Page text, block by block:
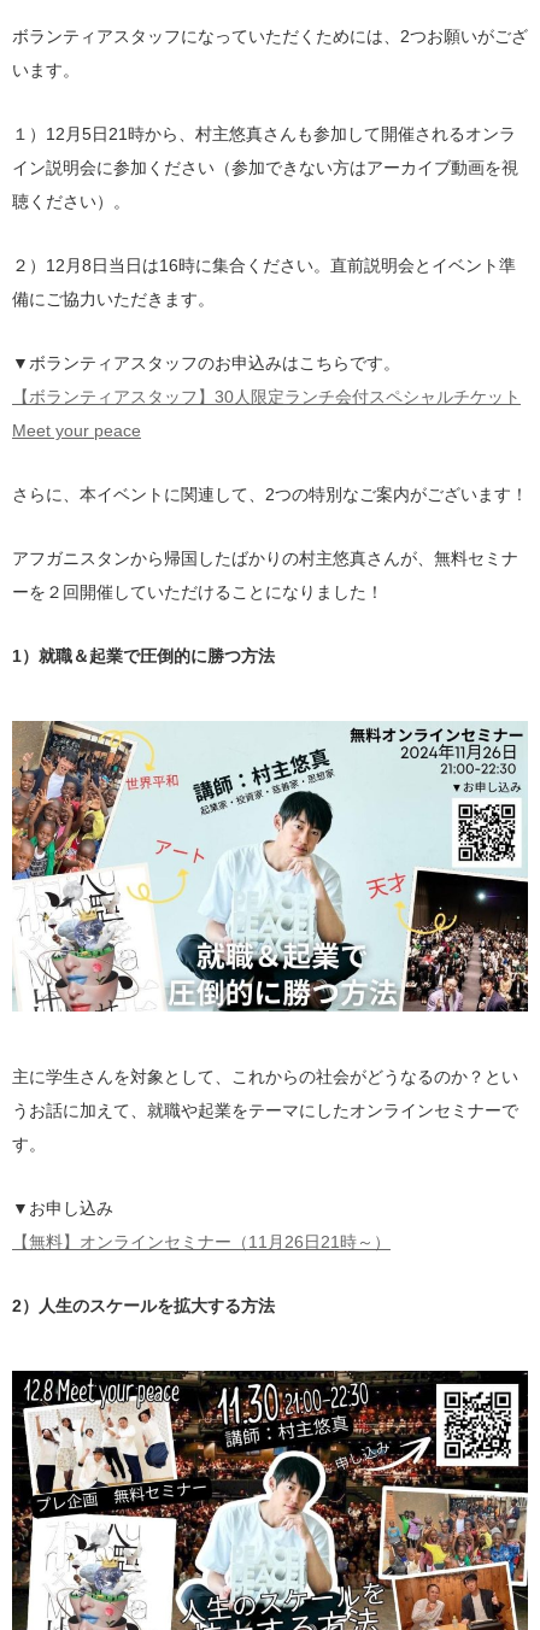
ボランティアスタッフになっていただくためには、2つお願いがござ
います。
１）12月5日21時から、村主悠真さんも参加して開催されるオンラ
イン説明会に参加ください（参加できない方はアーカイブ動画を視
聴ください）。
２）12月8日当日は16時に集合ください。直前説明会とイベント準
備にご協力いただきます。
▼ボランティアスタッフのお申込みはこちらです。
【ボランティアスタッフ】30人限定ランチ会付スペシャルチケット
Meet your peace
さらに、本イベントに関連して、2つの特別なご案内がございます！
アフガニスタンから帰国したばかりの村主悠真さんが、無料セミナ
ーを２回開催していただけることになりました！
1）就職＆起業で圧倒的に勝つ方法
主に学生さんを対象として、これからの社会がどうなるのか？とい
うお話に加えて、就職や起業をテーマにしたオンラインセミナーで
す。
▼お申し込み
【無料】オンラインセミナー（11月26日21時～）
2）人生のスケールを拡大する方法